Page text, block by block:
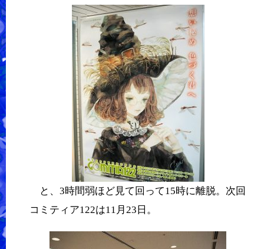
と、3時間弱ほど見て回って15時に離脱。次回
コミティア122は11月23日。